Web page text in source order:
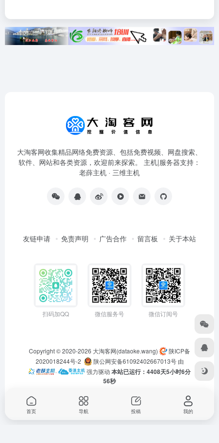
大淘客网收集精品网络免费资源、包括免费视频、网盘搜索、
软件、网站和各类资源，欢迎前来探索。 主机|服务器支持：
老薛主机 · 三维主机
友链申请 免责声明 广告合作 留言板 关于本站
扫码加QQ 微信服务号 微信订阅号
Copyright © 2020-2026 大淘客网(dataoke.wang)
陕ICP备
2020018244号-2
陕公网安备61092402667013号由
·
强力驱动 本站已运行：4408天5小时6分
56秒
首页 导航 投稿 我的